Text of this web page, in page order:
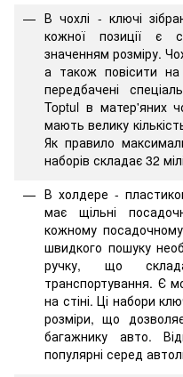
В чохлі - ключі
кожної позиції є
значенням розміру.
а також повісити
передбачені
Toptul в матер'яних
мають велику
Як правило
наборів складає 32
В холдере -
має щільні
кожному
швидкого пошуку
ручку, що
транспортування. Є
на стіні. Ці набори
розміри, що
багажнику авто.
популярні серед